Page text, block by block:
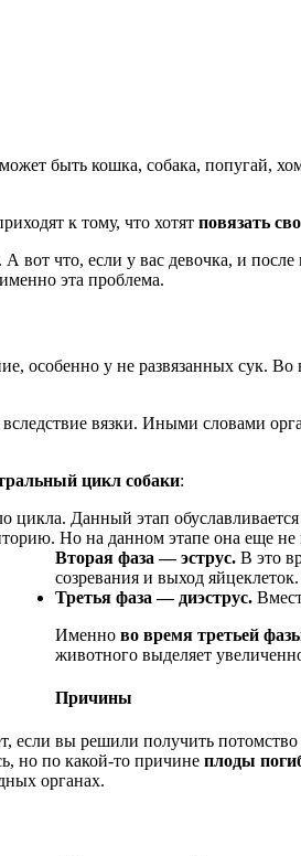
быть кошка, собака, попугай,
к тому, что хотят повязать
вот что, если у вас девочка, и
эта проблема.
особенно у не развязанных сук.
вязки. Иными словами
цикл собаки:
цикла. Данный этап
Но на данном этапе она еще не
Вторая фаза — эструс. В это
созревания и выход
Третья фаза — диэструс.
Именно во время третьей
животного выделяет
Причины
если вы решили получить
но по какой-то причине плоды
органах.